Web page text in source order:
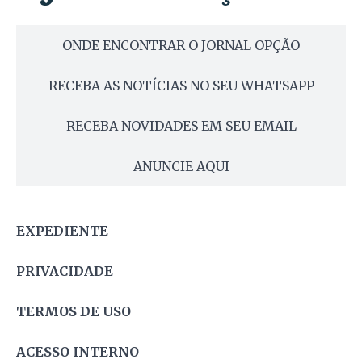
ONDE ENCONTRAR O JORNAL OPÇÃO
RECEBA AS NOTÍCIAS NO SEU WHATSAPP
RECEBA NOVIDADES EM SEU EMAIL
ANUNCIE AQUI
EXPEDIENTE
PRIVACIDADE
TERMOS DE USO
ACESSO INTERNO